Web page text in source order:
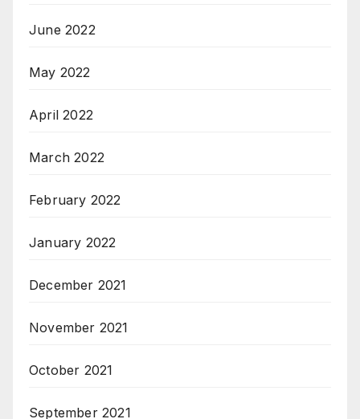
June 2022
May 2022
April 2022
March 2022
February 2022
January 2022
December 2021
November 2021
October 2021
September 2021